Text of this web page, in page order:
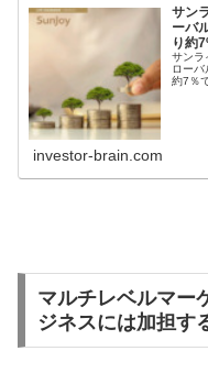
サン
ーバ
り約
サンラ
ロー
約7％
investor-brain.com
マルチレベルマー
ジネスには加担す